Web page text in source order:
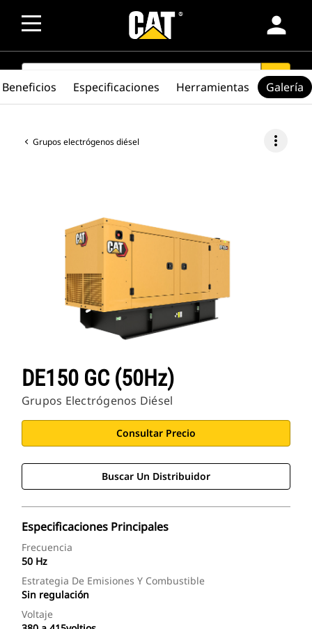
person
SEARCH search
Grupos electrógenos diésel more_vert
DE150 GC (50Hz)
Grupos Electrógenos Diésel
Consultar Precio
Buscar Un Distribuidor
Especificaciones Principales
Frecuencia
50 Hz
Estrategia De Emisiones Y Combustible
Sin regulación
Voltaje
Beneficios Especificaciones Herramientas Galería